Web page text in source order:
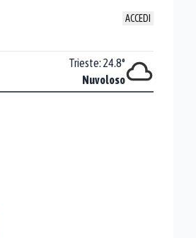
ACCEDI
Trieste: 24.8°
Nuvoloso